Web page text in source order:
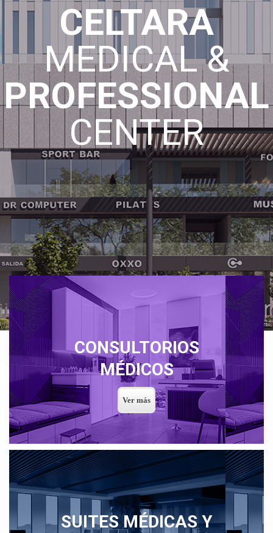
CELTARA
MEDICAL &
PROFESSIONAL
CENTER
CONSULTORIOS
MÉDICOS
SUITES MÉDICAS Y